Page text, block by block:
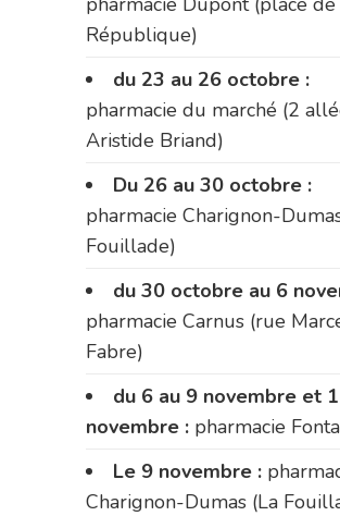
République)
du 23 au 26 octobre :
pharmacie du marché (2
Aristide Briand)
Du 26 au 30 octobre :
pharmacie Charignon-
Fouillade)
du 30 octobre au 6
pharmacie Carnus (rue
Fabre)
du 6 au 9 novembre et
novembre : pharmacie
Le 9 novembre :
Charignon-Dumas (La